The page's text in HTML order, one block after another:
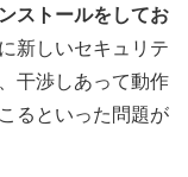
ストールをしてお
新しいセキュリテ
干渉しあって動作
るといった問題が